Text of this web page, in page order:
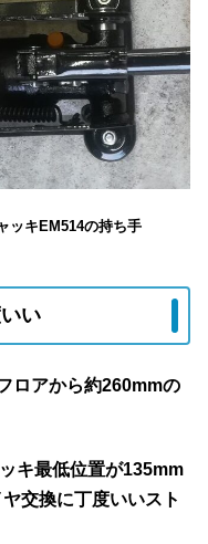
ッキEM514の持ち手
い
ロアから約260mmの
キ最低位置が135mm
ヤ交換に丁度いいスト